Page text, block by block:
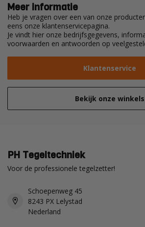
Meer informatie
Heb je vragen over een van onze
eens onze klantenservicepagina.
Je vindt hier onze bedrijfsgegevens,
voorwaarden en antwoorden op
Klantenservice
Bekijk onze winkels
PH Tegeltechniek
Voor de professionele tegelzetter!
Schoepenweg 45
8243 PX Lelystad
Nederland